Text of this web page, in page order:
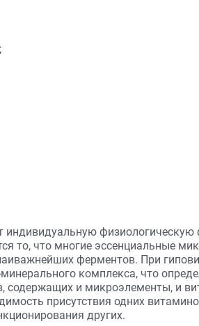
то, что многие эссенциальные
ферментов. При
комплекса, что
содержащих и микроэлементы, и
присутствия одних
других.